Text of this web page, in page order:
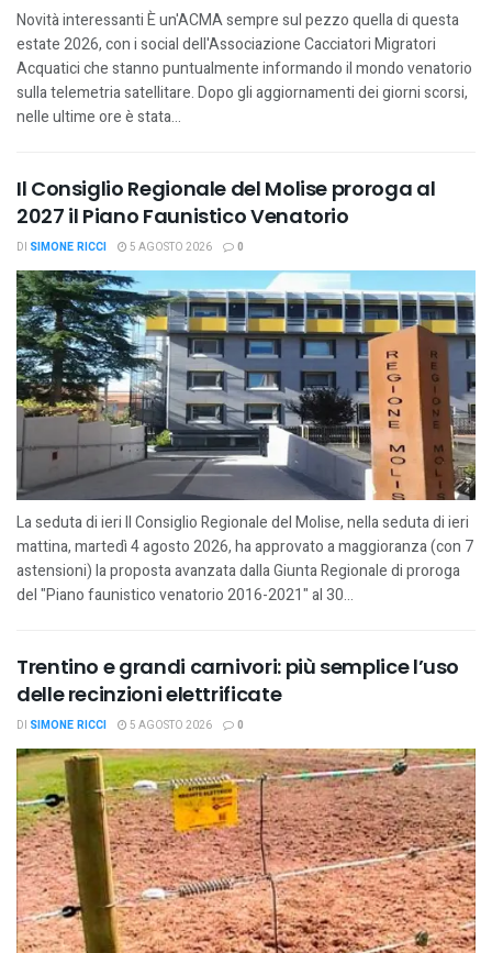
Novità interessanti È un'ACMA sempre sul pezzo quella di questa
estate 2026, con i social dell'Associazione Cacciatori Migratori
Acquatici che stanno puntualmente informando il mondo venatorio
sulla telemetria satellitare. Dopo gli aggiornamenti dei giorni scorsi,
nelle ultime ore è stata...
Il Consiglio Regionale del Molise proroga al
2027 il Piano Faunistico Venatorio
DI SIMONE RICCI 5 AGOSTO 2026 0
La seduta di ieri Il Consiglio Regionale del Molise, nella seduta di ieri
mattina, martedì 4 agosto 2026, ha approvato a maggioranza (con 7
astensioni) la proposta avanzata dalla Giunta Regionale di proroga
del "Piano faunistico venatorio 2016-2021" al 30...
Trentino e grandi carnivori: più semplice l’uso
delle recinzioni elettrificate
DI SIMONE RICCI 5 AGOSTO 2026 0